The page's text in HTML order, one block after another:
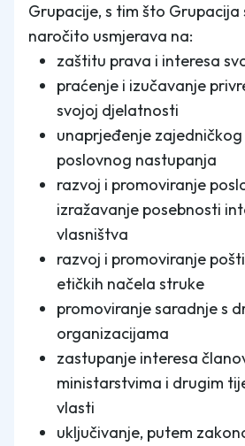
Grupacije, s tim što
naročito usmjerava na:
zaštitu prava i interesa
praćenje i izučavanje
svojoj djelatnosti
unaprjeđenje
poslovnog nastupanja
razvoj i promoviranje
izražavanje posebnosti
vlasništva
razvoj i promoviranje
etičkih načela struke
promoviranje saradnje s
organizacijama
zastupanje interesa
ministarstvima i drugim
vlasti
uključivanje, putem